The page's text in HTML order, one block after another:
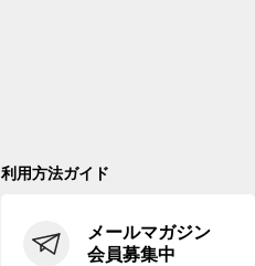
利用方法ガイド
メールマガジン
会員募集中